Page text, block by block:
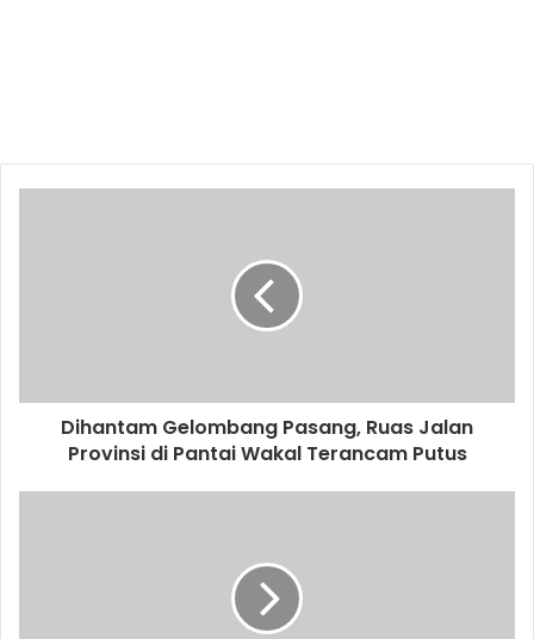
Dihantam Gelombang Pasang, Ruas Jalan
Provinsi di Pantai Wakal Terancam Putus